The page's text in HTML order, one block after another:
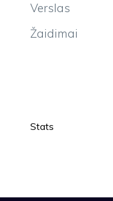
Verslas
Žaidimai
Stats